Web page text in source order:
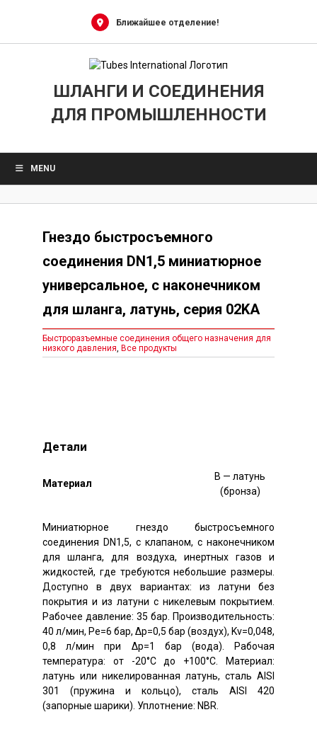
Ближайшее отделение!
ШЛАНГИ И СОЕДИНЕНИЯ
ДЛЯ ПРОМЫШЛЕННОСТИ
MENU
Гнездо быстросъемного
соединения DN1,5 миниатюрное
универсальное, с наконечником
для шланга, латунь, серия 02KA
Быстроразъемные соединения общего назначения для
низкого давления, Все продукты
Детали
Mатериал
B — латунь
(бронза)
Миниатюрное гнездо быстросъемного
соединения DN1,5, с клапаном, с наконечником
для шланга, для воздуха, инертных газов и
жидкостей, где требуются небольшие размеры.
Доступно в двух вариантах: из латуни без
покрытия и из латуни с никелевым покрытием.
Рабочее давление: 35 бар. Производительность:
40 л/мин, Pe=6 бар, Δp=0,5 бар (воздух), Kv=0,048,
0,8 л/мин при Δp=1 бар (вода). Рабочая
температура: от -20°C до +100°C. Материал:
латунь или никелированная латунь, сталь AISI
301 (пружина и кольцо), сталь AISI 420
(запорные шарики). Уплотнение: NBR.